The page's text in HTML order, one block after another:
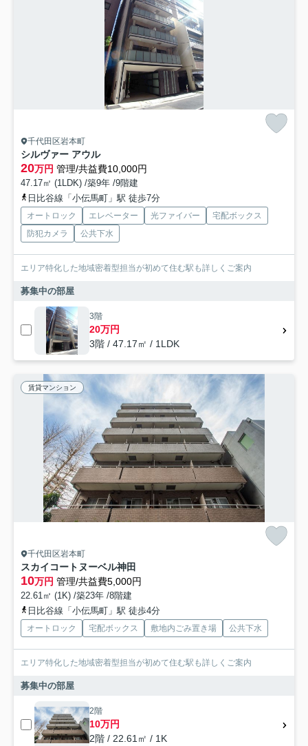
千代田区岩本町
シルヴァー アウル
20万円 管理/共益費10,000円
47.17㎡ (1LDK) /築9年 /9階建
日比谷線「小伝馬町」駅 徒歩7分
オートロック エレベーター 光ファイバー
宅配ボックス
防犯カメラ
公共下水
エリア特化した地域密着型担当が初めて住む駅も詳しくご案内
募集中の部屋
3階
20万円
3階 / 47.17㎡ / 1LDK
賃貸マンション
千代田区岩本町
スカイコートヌーベル神田
10万円 管理/共益費5,000円
22.61㎡ (1K) /築23年 /8階建
日比谷線「小伝馬町」駅 徒歩4分
オートロック 宅配ボックス 敷地内ごみ置き場 公共下水
エリア特化した地域密着型担当が初めて住む駅も詳しくご案内
募集中の部屋
2階
10万円
2階 / 22.61㎡ / 1K